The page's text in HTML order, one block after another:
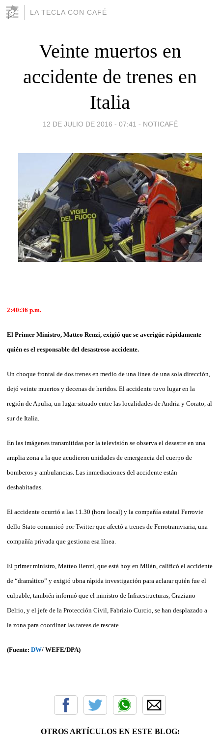
LA TECLA CON CAFÉ
Veinte muertos en
accidente de trenes en
Italia
12 DE JULIO DE 2016 - 07:41 - NOTICAFÉ
2:40:36 p.m.
El Primer Ministro, Matteo Renzi, exigió que se averigüe rápidamente
quién es el responsable del desastroso accidente.
Un choque frontal de dos trenes en medio de una línea de una sola dirección,
dejó veinte muertos y decenas de heridos. El accidente tuvo lugar en la
región de Apulia, un lugar situado entre las localidades de Andria y Corato, al
sur de Italia.
En las imágenes transmitidas por la televisión se observa el desastre en una
amplia zona a la que acudieron unidades de emergencia del cuerpo de
bomberos y ambulancias. Las inmediaciones del accidente están
deshabitadas.
El accidente ocurrió a las 11.30 (hora local) y la compañía estatal Ferrovie
dello Stato comunicó por Twitter que afectó a trenes de Ferrotramviaria, una
compañía privada que gestiona esa línea.
El primer ministro, Matteo Renzi, que está hoy en Milán, calificó el accidente
de “dramático” y exigió ubna rápida investigación para aclarar quién fue el
culpable, también informó que el ministro de Infraestructuras, Graziano
Delrio, y el jefe de la Protección Civil, Fabrizio Curcio, se han desplazado a
la zona para coordinar las tareas de rescate.
(Fuente: DW/ WEFE/DPA)
OTROS ARTÍCULOS EN ESTE BLOG: